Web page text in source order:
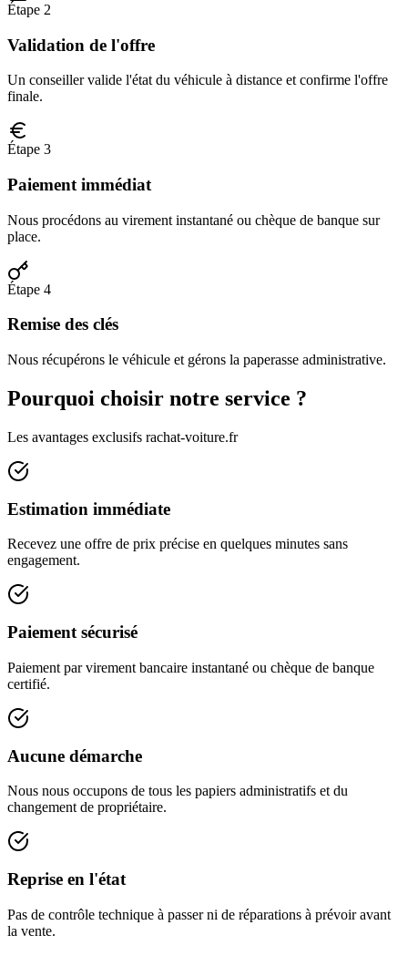
Étape 2
Validation de l'offre
Un conseiller valide l'état du véhicule à distance et confirme l'offre
finale.
Étape 3
Paiement immédiat
Nous procédons au virement instantané ou chèque de banque sur
place.
Étape 4
Remise des clés
Nous récupérons le véhicule et gérons la paperasse administrative.
Pourquoi choisir notre service ?
Les avantages exclusifs rachat-voiture.fr
Estimation immédiate
Recevez une offre de prix précise en quelques minutes sans
engagement.
Paiement sécurisé
Paiement par virement bancaire instantané ou chèque de banque
certifié.
Aucune démarche
Nous nous occupons de tous les papiers administratifs et du
changement de propriétaire.
Reprise en l'état
Pas de contrôle technique à passer ni de réparations à prévoir avant
la vente.